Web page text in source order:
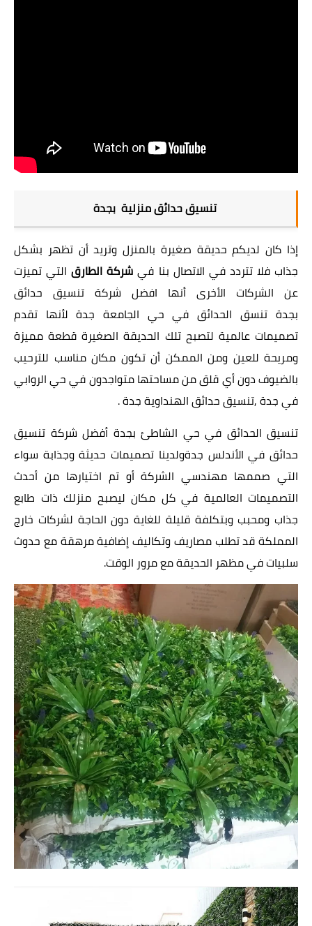
تنسيق حدائق منزلية بجدة
إذا كان لديكم حديقة صغيرة بالمنزل وتريد أن تظهر بشكل
جذاب فلا تتردد في الاتصال بنا في شركة الطارقالتي تميزت
عن الشركات الأخرى أنها افضل شركة تنسيق حدائق
بجدة تنسق الحدائق في حي الجامعة جدة لأنها تقدم
تصميمات عالمية لتصبح تلك الحديقة الصغيرة قطعة مميزة
ومريحة للعين ومن الممكن أن تكون مكان مناسب للترحيب
بالضيوف دون أي قلق من مساحتها متواجدون في حي الروابي
في جدة ,تنسيق حدائق الهنداوية جدة .
تنسيق الحدائق في حي الشاطئ بجدة أفضل شركة تنسيق
حدائق في الأندلس جدةولدينا تصميمات حديثة وجذابة سواء
التي صممها مهندسي الشركة أو تم اختيارها من أحدث
التصميمات العالمية في كل مكان ليصبح منزلك ذات طابع
جذاب ومحبب وبتكلفة قليلة للغاية دون الحاجة لشركات خارج
المملكة قد تطلب مصاريف وتكاليف إضافية مرهقة مع حدوث
سلبيات في مظهر الحديقة مع مرور الوقت.